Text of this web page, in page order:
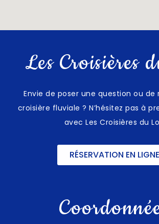
Les Croisières
Envie de poser une question ou de
croisière fluviale ? N’hésitez pas à
avec Les Croisières du
RÉSERVATION EN LIGNE